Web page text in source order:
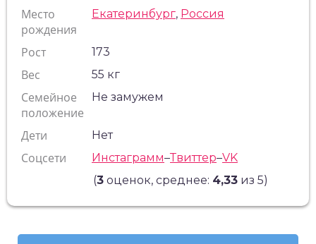
Место
рождения
Екатеринбург, Россия
Рост 173
Вес 55 кг
Семейное
положение
Не замужем
Дети Нет
Соцсети Инстаграмм–Твиттер–VK
(3 оценок, среднее: 4,33 из 5)